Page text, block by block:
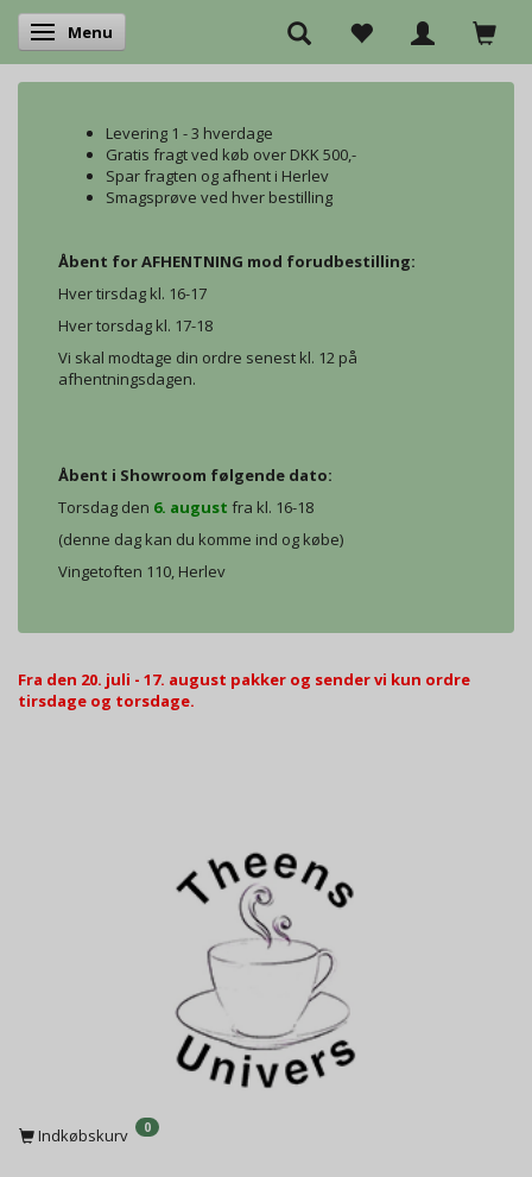
Skifte navigation
Menu
Levering 1 - 3 hverdage
Gratis fragt ved køb over DKK 500,-
Spar fragten og afhent i Herlev
Smagsprøve ved hver bestilling
Åbent for AFHENTNING mod forudbestilling:
Hver tirsdag kl. 16-17
Hver torsdag kl. 17-18
Vi skal modtage din ordre senest kl. 12 på
afhentningsdagen.
Åbent i Showroom følgende dato:
Torsdag den 6. august fra kl. 16-18
(denne dag kan du komme ind og købe)
Vingetoften 110, Herlev
Fra den 20. juli - 17. august pakker og sender vi kun ordre
tirsdage og torsdage.
Indkøbskurv 0